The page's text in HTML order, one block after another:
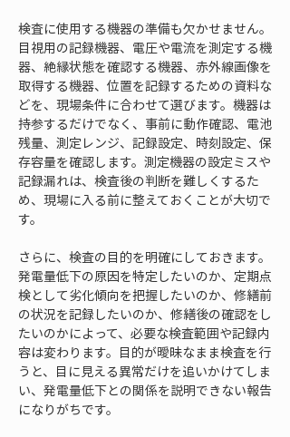
検査に使用する機器の準備も欠かせません。
目視用の記録機器、電圧や電流を測定する機
器、絶縁状態を確認する機器、赤外線画像を
取得する機器、位置を記録するための資料な
どを、現場条件に合わせて選びます。機器は
持参するだけでなく、事前に動作確認、電池
残量、測定レンジ、記録設定、時刻設定、保
存容量を確認します。測定機器の設定ミスや
記録漏れは、検査後の判断を難しくするた
め、現場に入る前に整えておくことが大切で
す。
さらに、検査の目的を明確にしておきます。
発電量低下の原因を特定したいのか、定期点
検として劣化傾向を把握したいのか、修繕前
の状況を記録したいのか、修繕後の確認をし
たいのかによって、必要な検査範囲や記録内
容は変わります。目的が曖昧なまま検査を行
うと、目に見える異常だけを追いかけてしま
い、発電量低下との関係を説明できない報告
になりがちです。